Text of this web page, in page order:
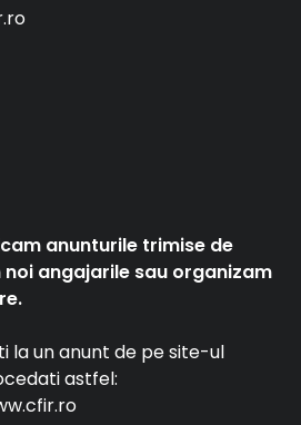
anunturile trimise de
angajarile sau organizam
la un anunt de pe site-ul
astfel: